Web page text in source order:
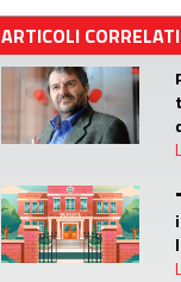
ARTICOLI CORRELATI